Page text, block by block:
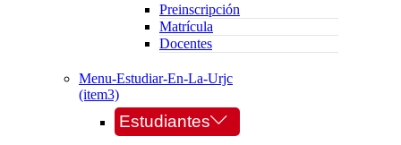
Preinscripción
Matrícula
Docentes
Menu-Estudiar-En-La-Urjc
(item3)
Estudiantes